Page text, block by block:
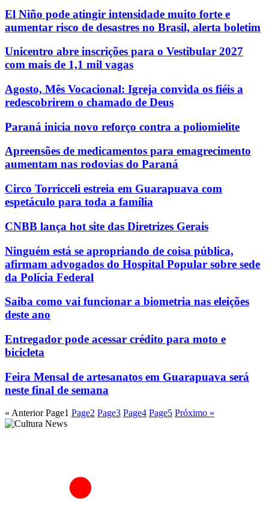
El Niño pode atingir intensidade muito forte e
aumentar risco de desastres no Brasil, alerta boletim
Unicentro abre inscrições para o Vestibular 2027
com mais de 1,1 mil vagas
Agosto, Mês Vocacional: Igreja convida os fiéis a
redescobrirem o chamado de Deus
Paraná inicia novo reforço contra a poliomielite
Apreensões de medicamentos para emagrecimento
aumentam nas rodovias do Paraná
Circo Torricceli estreia em Guarapuava com
espetáculo para toda a família
CNBB lança hot site das Diretrizes Gerais
Ninguém está se apropriando de coisa pública,
afirmam advogados do Hospital Popular sobre sede
da Polícia Federal
Saiba como vai funcionar a biometria nas eleições
deste ano
Entregador pode acessar crédito para moto e
bicicleta
Feira Mensal de artesanatos em Guarapuava será
neste final de semana
« Anterior Page1 Page2 Page3 Page4 Page5 Próximo »